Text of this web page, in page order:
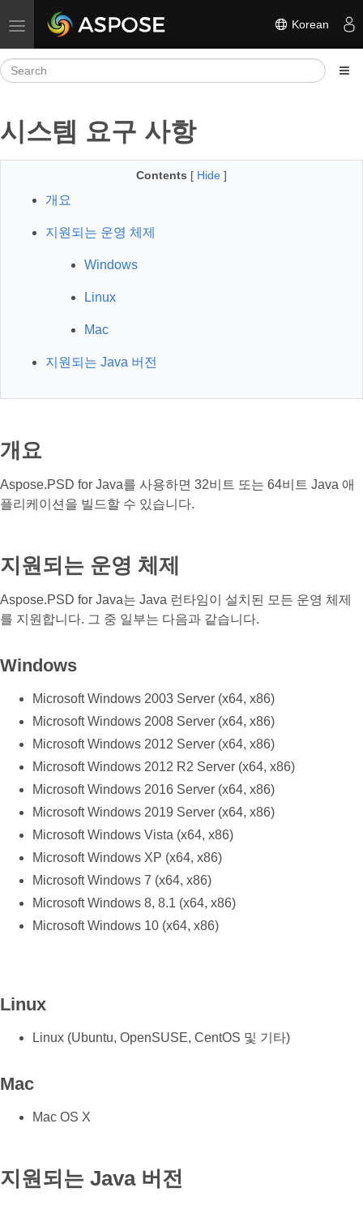
Toggle navigation Korean
시스템 요구 사항
Contents [ Hide ]
개요
지원되는 운영 체제
Windows
Linux
Mac
지원되는 Java 버전
개요
Aspose.PSD for Java를 사용하면 32비트 또는 64비트 Java 애
플리케이션을 빌드할 수 있습니다.
지원되는 운영 체제
Aspose.PSD for Java는 Java 런타임이 설치된 모든 운영 체제
를 지원합니다. 그 중 일부는 다음과 같습니다.
Windows
Microsoft Windows 2003 Server (x64, x86)
Microsoft Windows 2008 Server (x64, x86)
Microsoft Windows 2012 Server (x64, x86)
Microsoft Windows 2012 R2 Server (x64, x86)
Microsoft Windows 2016 Server (x64, x86)
Microsoft Windows 2019 Server (x64, x86)
Microsoft Windows Vista (x64, x86)
Microsoft Windows XP (x64, x86)
Microsoft Windows 7 (x64, x86)
Microsoft Windows 8, 8.1 (x64, x86)
Microsoft Windows 10 (x64, x86)
Linux
Linux (Ubuntu, OpenSUSE, CentOS 및 기타)
Mac
Mac OS X
지원되는 Java 버전